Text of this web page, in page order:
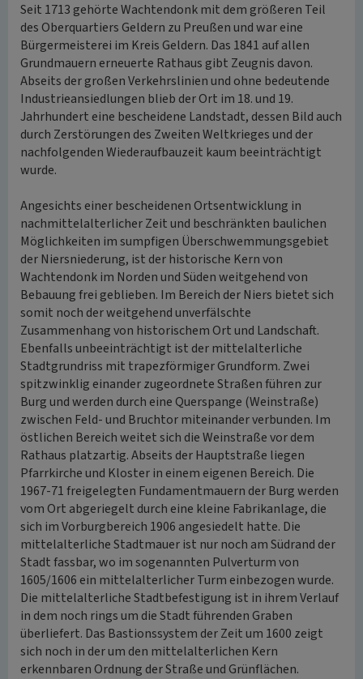
Seit 1713 gehörte Wachtendonk mit dem größeren Teil
des Oberquartiers Geldern zu Preußen und war eine
Bürgermeisterei im Kreis Geldern. Das 1841 auf allen
Grundmauern erneuerte Rathaus gibt Zeugnis davon.
Abseits der großen Verkehrslinien und ohne bedeutende
Industrieansiedlungen blieb der Ort im 18. und 19.
Jahrhundert eine bescheidene Landstadt, dessen Bild auch
durch Zerstörungen des Zweiten Weltkrieges und der
nachfolgenden Wiederaufbauzeit kaum beeinträchtigt
wurde.
Angesichts einer bescheidenen Ortsentwicklung in
nachmittelalterlicher Zeit und beschränkten baulichen
Möglichkeiten im sumpfigen Überschwemmungsgebiet
der Niersniederung, ist der historische Kern von
Wachtendonk im Norden und Süden weitgehend von
Bebauung frei geblieben. Im Bereich der Niers bietet sich
somit noch der weitgehend unverfälschte
Zusammenhang von historischem Ort und Landschaft.
Ebenfalls unbeeinträchtigt ist der mittelalterliche
Stadtgrundriss mit trapezförmiger Grundform. Zwei
spitzwinklig einander zugeordnete Straßen führen zur
Burg und werden durch eine Querspange (Weinstraße)
zwischen Feld- und Bruchtor miteinander verbunden. Im
östlichen Bereich weitet sich die Weinstraße vor dem
Rathaus platzartig. Abseits der Hauptstraße liegen
Pfarrkirche und Kloster in einem eigenen Bereich. Die
1967-71 freigelegten Fundamentmauern der Burg werden
vom Ort abgeriegelt durch eine kleine Fabrikanlage, die
sich im Vorburgbereich 1906 angesiedelt hatte. Die
mittelalterliche Stadtmauer ist nur noch am Südrand der
Stadt fassbar, wo im sogenannten Pulverturm von
1605/1606 ein mittelalterlicher Turm einbezogen wurde.
Die mittelalterliche Stadtbefestigung ist in ihrem Verlauf
in dem noch rings um die Stadt führenden Graben
überliefert. Das Bastionssystem der Zeit um 1600 zeigt
sich noch in der um den mittelalterlichen Kern
erkennbaren Ordnung der Straße und Grünflächen.